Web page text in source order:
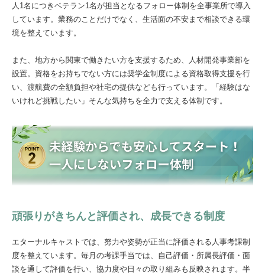
人1名につきベテラン1名が担当となるフォロー体制を全事業所で導入
しています。業務のことだけでなく、生活面の不安まで相談できる環
境を整えています。
また、地方から関東で働きたい方を支援するため、人材開発事業部を
設置。資格をお持ちでない方には奨学金制度による資格取得支援を行
い、渡航費の全額負担や社宅の提供なども行っています。「経験はな
いけれど挑戦したい」そんな気持ちを全力で支える体制です。
頑張りがきちんと評価され、成長できる制度
エターナルキャストでは、努力や姿勢が正当に評価される人事考課制
度を整えています。毎月の考課手当では、自己評価・所属長評価・面
談を通して評価を行い、協力度や日々の取り組みも反映されます。半